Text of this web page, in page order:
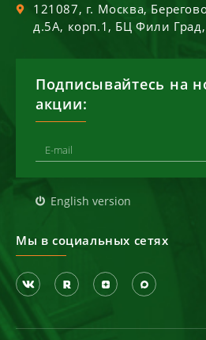
121087, г. Москва,
д.5А, корп.1, БЦ Фили
Подписывайтесь на
акции:
English version
Мы в социальных сетях